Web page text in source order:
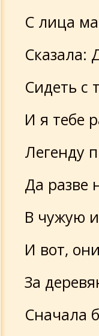
С лица
Сказала:
Сидеть с
И я тебе
Легенду
Да разве
В чужую
И вот,
За
Сначала